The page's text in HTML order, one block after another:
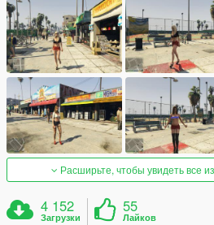
Расширьте, чтобы увидеть все
4 152
Загрузки
55
Лайков